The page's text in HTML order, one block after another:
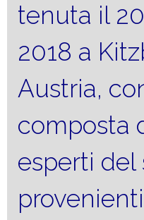
tenuta il
2018 a
Austria,
composta
esperti del